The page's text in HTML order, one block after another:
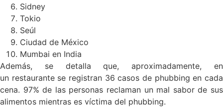
Sidney
Tokio
Seúl
Ciudad de México
Mumbai en India
Además, se detalla que, aproximadamente, en
un restaurante se registran 36 casos de phubbing en cada
cena. 97% de las personas reclaman un mal sabor de sus
alimentos mientras es víctima del phubbing.